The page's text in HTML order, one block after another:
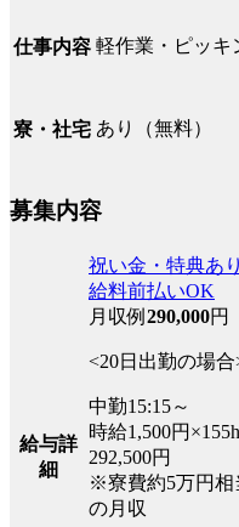
仕事内容 軽作業・ピッキ
寮・社宅 あり（無料）
募集内容
給与詳
細
祝い金・特典あり
給料前払いOK
月収例 290,000円
<20日出勤の場合
中勤15:15～
時給1,500円
292,500円
※寮費約5万円相
の月収